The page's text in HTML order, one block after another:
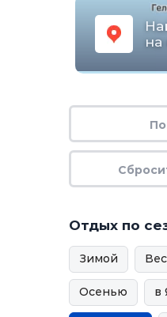
на
Отдых по
Зимой
Осенью в